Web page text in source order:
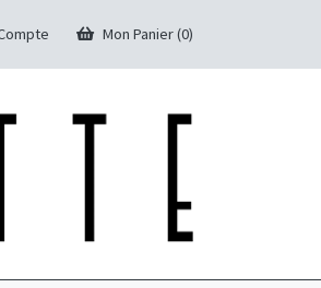
Mon Panier (0)